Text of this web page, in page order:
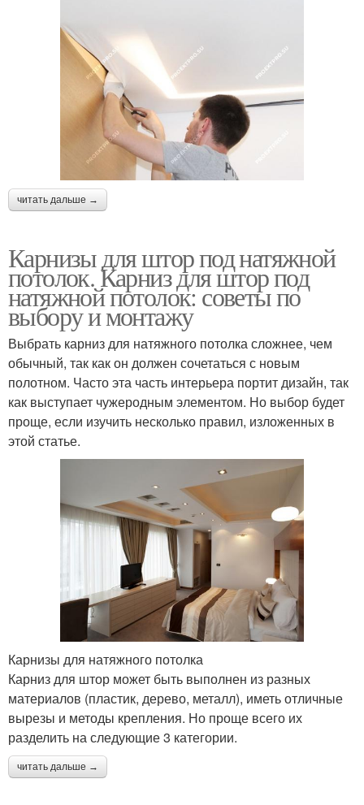
читать дальше →
Карнизы для штор под натяжной
потолок. Карниз для штор под
натяжной потолок: советы по
выбору и монтажу
Выбрать карниз для натяжного потолка сложнее, чем
обычный, так как он должен сочетаться с новым
полотном. Часто эта часть интерьера портит дизайн, так
как выступает чужеродным элементом. Но выбор будет
проще, если изучить несколько правил, изложенных в
этой статье.
Карнизы для натяжного потолка
Карниз для штор может быть выполнен из разных
материалов (пластик, дерево, металл), иметь отличные
вырезы и методы крепления. Но проще всего их
разделить на следующие 3 категории.
читать дальше →